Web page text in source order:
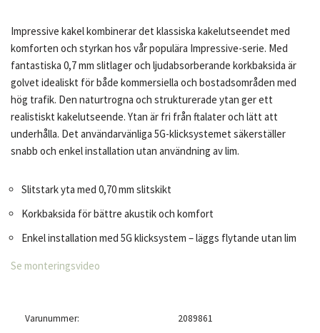
Impressive kakel kombinerar det klassiska kakelutseendet med
komforten och styrkan hos vår populära Impressive-serie. Med
fantastiska 0,7 mm slitlager och ljudabsorberande korkbaksida är
golvet idealiskt för både kommersiella och bostadsområden med
hög trafik. Den naturtrogna och strukturerade ytan ger ett
realistiskt kakelutseende. Ytan är fri från ftalater och lätt att
underhålla. Det användarvänliga 5G-klicksystemet säkerställer
snabb och enkel installation utan användning av lim.
Slitstark yta med 0,70 mm slitskikt
Korkbaksida för bättre akustik och komfort
Enkel installation med 5G klicksystem – läggs flytande utan lim
Se monteringsvideo
Varunummer: 2089861